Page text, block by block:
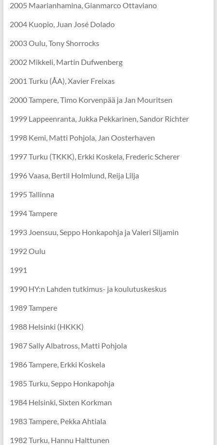
2005 Maarianhamina, Gianmarco Ottaviano
2004 Kuopio, Juan José Dolado
2003 Oulu, Tony Shorrocks
2002 Mikkeli, Martin Dufwenberg
2001 Turku (ÅA), Xavier Freixas
2000 Tampere, Timo Korvenpää ja Jan Mouritsen
1999 Lappeenranta, Jukka Pekkarinen, Sandor Richter
1998 Kemi, Matti Pohjola, Jan Oosterhaven
1997 Turku (TKKK), Erkki Koskela, Frederic Scherer
1996 Vaasa, Bertil Holmlund, Reija Lilja
1995 Tallinna
1994 Tampere
1993 Joensuu, Seppo Honkapohja ja Valeri Siljamin
1992 Oulu
1991
1990 HY:n Lahden tutkimus- ja koulutuskeskus
1989 Tampere
1988 Helsinki (HKKK)
1987 Sally Albatross, Matti Pohjola
1986 Tampere, Erkki Koskela
1985 Turku, Seppo Honkapohja
1984 Helsinki, Sixten Korkman
1983 Tampere, Pekka Ahtiala
1982 Turku, Hannu Halttunen